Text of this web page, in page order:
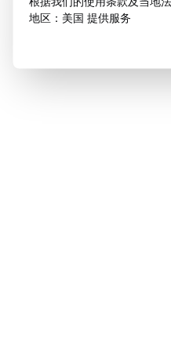
地区：美国 提供服务